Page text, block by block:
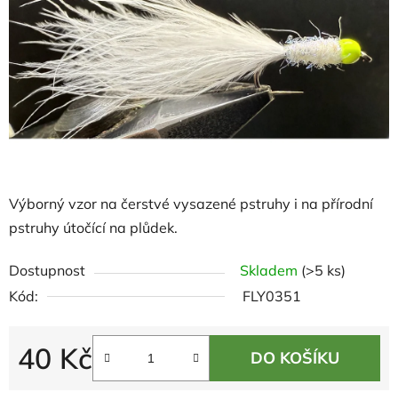
Výborný vzor na čerstvé vysazené pstruhy i na přírodní
pstruhy útočící na plůdek.
Dostupnost Skladem (>5 ks)
Kód:
FLY0351
40 Kč
Měrná cena:
DO KOŠÍKU
hvězdiček.